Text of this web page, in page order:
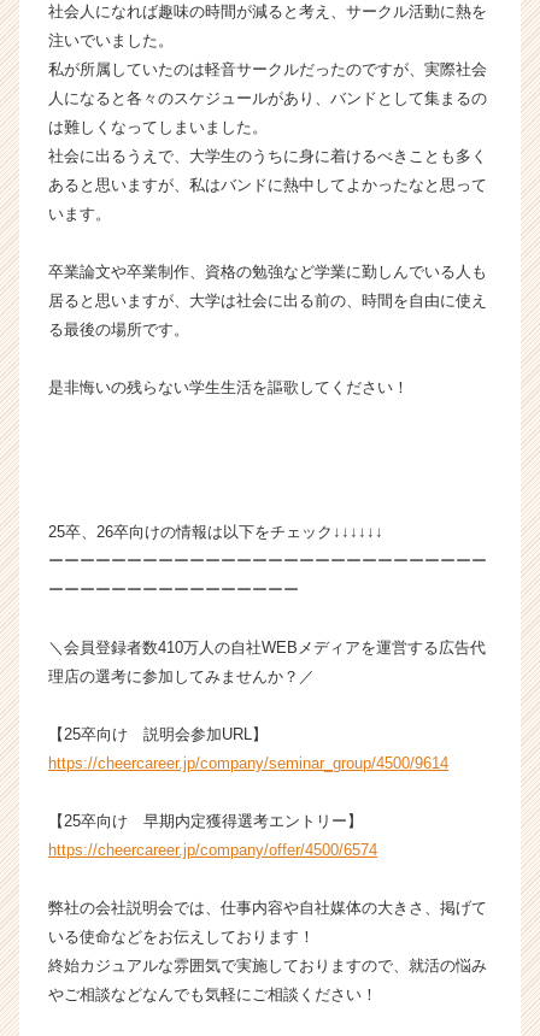
ム
イ
ン】
|
ベ
チ
成
長
ら
が
サ
イ
チ
ア
リ
ア
h
e
e
C
社会人になれば趣味の時間が減ると考え、サークル活動に熱を
注いでいました。
私が所属していたのは軽音サークルだったのですが、実際社会
人になると各々のスケジュールがあり、バンドとして集まるの
は難しくなってしまいました。
社会に出るうえで、大学生のうちに身に着けるべきことも多く
あると思いますが、私はバンドに熱中してよかったなと思って
います。
卒業論文や卒業制作、資格の勉強など学業に勤しんでいる人も
居ると思いますが、大学は社会に出る前の、時間を自由に使え
る最後の場所です。
是非悔いの残らない学生生活を謳歌してください！
25卒、26卒向けの情報は以下をチェック↓↓↓↓↓↓
ーーーーーーーーーーーーーーーーーーーーーーーーーーーー
ーーーーーーーーーーーーーーーー
＼会員登録者数410万人の自社WEBメディアを運営する広告代
理店の選考に参加してみませんか？／
【25卒向け 説明会参加URL】
https://cheercareer.jp/company/seminar_group/4500/9614
【25卒向け 早期内定獲得選考エントリー】
https://cheercareer.jp/company/offer/4500/6574
弊社の会社説明会では、仕事内容や自社媒体の大きさ、掲げて
いる使命などをお伝えしております！
終始カジュアルな雰囲気で実施しておりますので、就活の悩み
やご相談などなんでも気軽にご相談ください！